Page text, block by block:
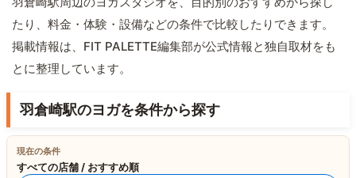
たり、料金・体験・設備などの条件で比較したりできます。
掲載情報は、FIT PALETTE編集部が公式情報と独自取材をも
とに整理しています。
羽倉崎駅のヨガを条件から探す
現在の条件
すべての店舗 / おすすめ順